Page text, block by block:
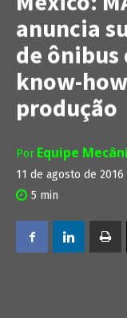
anuncia
de ônibus
know-
produção
Por Equipe
11 de agosto de 2016
5 min